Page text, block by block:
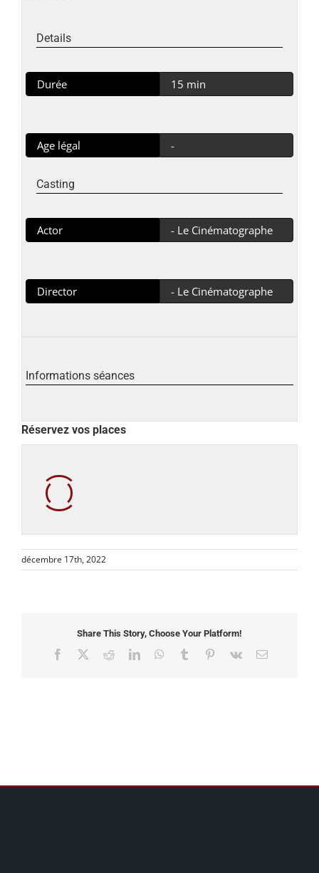
Details
Durée 15 min
Age légal -
Casting
Actor - Le Cinématographe
Director - Le Cinématographe
Informations séances
Réservez vos places
décembre 17th, 2022
Share This Story, Choose Your Platform!
Facebook RedditLinkedInWhatsApp
Tumblr Pinterest
Vk Email